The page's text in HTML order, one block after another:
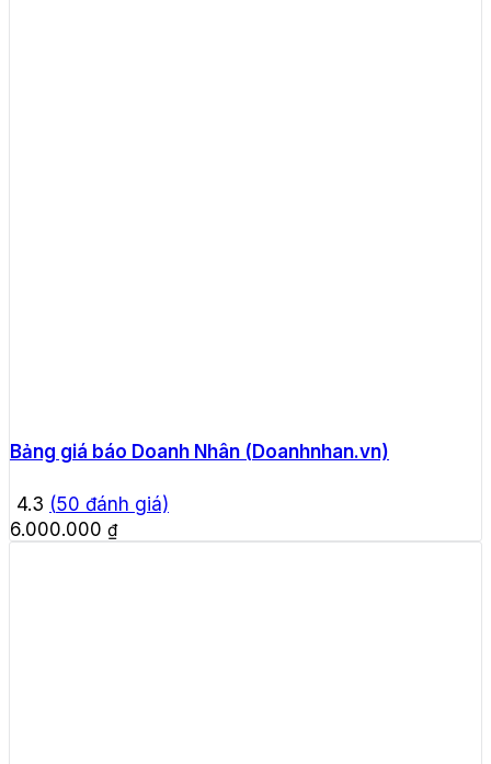
Bảng giá báo Doanh Nhân (Doanhnhan.vn)
4.3 (50 đánh giá)
6.000.000 ₫